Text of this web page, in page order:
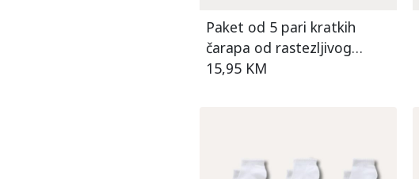
Paket od 5 pari kratkih
čarapa od rastezljivog
pamuka za djevojčice
15,95 KM